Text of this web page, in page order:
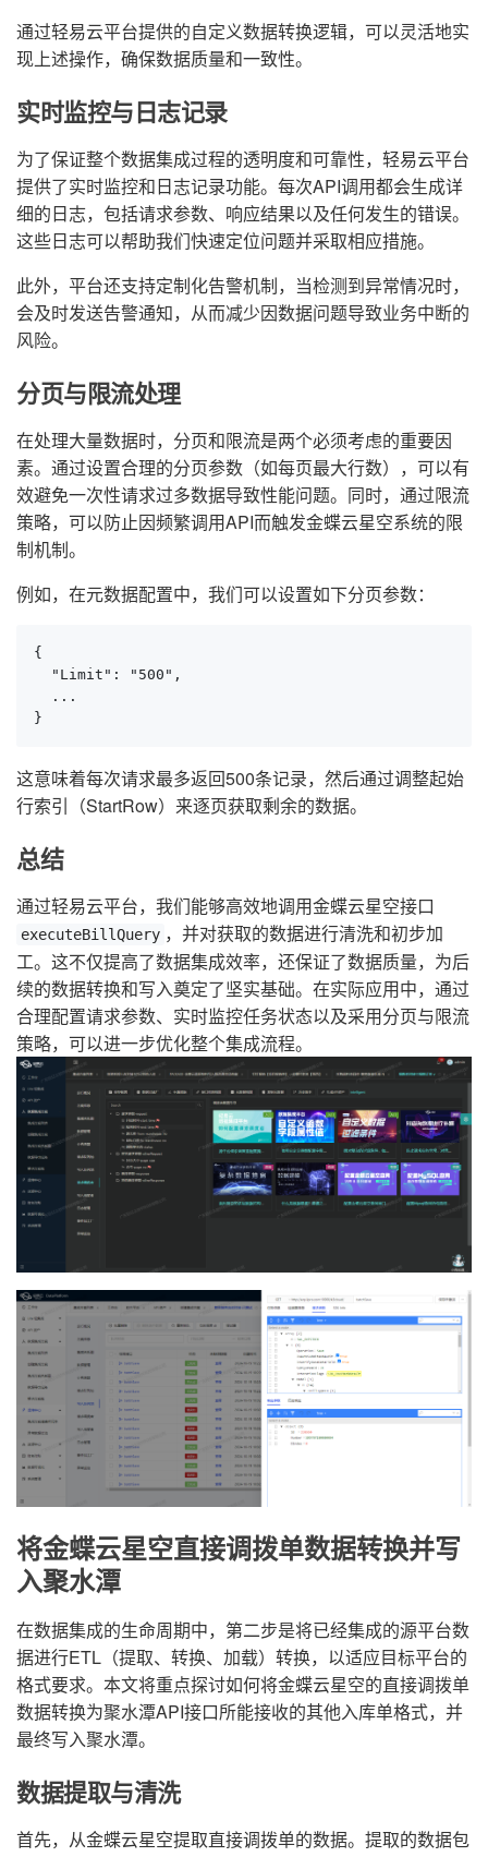
通过轻易云平台提供的自定义数据转换逻辑，可以灵活地实
现上述操作，确保数据质量和一致性。
实时监控与日志记录
为了保证整个数据集成过程的透明度和可靠性，轻易云平台
提供了实时监控和日志记录功能。每次API调用都会生成详
细的日志，包括请求参数、响应结果以及任何发生的错误。
这些日志可以帮助我们快速定位问题并采取相应措施。
此外，平台还支持定制化告警机制，当检测到异常情况时，
会及时发送告警通知，从而减少因数据问题导致业务中断的
风险。
分页与限流处理
在处理大量数据时，分页和限流是两个必须考虑的重要因
素。通过设置合理的分页参数（如每页最大行数），可以有
效避免一次性请求过多数据导致性能问题。同时，通过限流
策略，可以防止因频繁调用API而触发金蝶云星空系统的限
制机制。
例如，在元数据配置中，我们可以设置如下分页参数：
{
  "Limit": "500",
  ...
}
这意味着每次请求最多返回500条记录，然后通过调整起始
行索引（StartRow）来逐页获取剩余的数据。
总结
通过轻易云平台，我们能够高效地调用金蝶云星空接口
executeBillQuery ，并对获取的数据进行清洗和初步加
工。这不仅提高了数据集成效率，还保证了数据质量，为后
续的数据转换和写入奠定了坚实基础。在实际应用中，通过
合理配置请求参数、实时监控任务状态以及采用分页与限流
策略，可以进一步优化整个集成流程。
将金蝶云星空直接调拨单数据转换并写
入聚水潭
在数据集成的生命周期中，第二步是将已经集成的源平台数
据进行ETL（提取、转换、加载）转换，以适应目标平台的
格式要求。本文将重点探讨如何将金蝶云星空的直接调拨单
数据转换为聚水潭API接口所能接收的其他入库单格式，并
最终写入聚水潭。
数据提取与清洗
首先，从金蝶云星空提取直接调拨单的数据。提取的数据包